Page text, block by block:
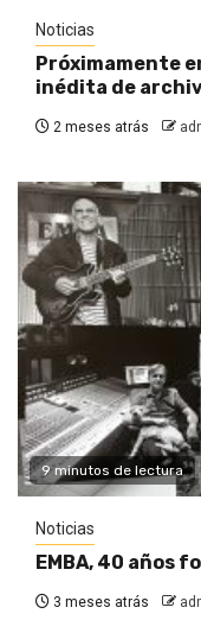
Noticias
Próximamente
inédita de
2 meses atrás
9 minutos de lectura
Noticias
EMBA, 40 años
3 meses atrás